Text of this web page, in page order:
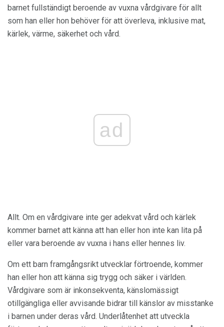
barnet fullständigt beroende av vuxna vårdgivare för allt
som han eller hon behöver för att överleva, inklusive mat,
kärlek, värme, säkerhet och vård.
ad
Allt. Om en vårdgivare inte ger adekvat vård och kärlek
kommer barnet att känna att han eller hon inte kan lita på
eller vara beroende av vuxna i hans eller hennes liv.
Om ett barn framgångsrikt utvecklar förtroende, kommer
han eller hon att känna sig trygg och säker i världen.
Vårdgivare som är inkonsekventa, känslomässigt
otillgängliga eller avvisande bidrar till känslor av misstanke
i barnen under deras vård. Underlåtenhet att utveckla